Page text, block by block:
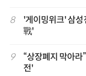
8
'게이밍위크' 삼
戰'
9
“상장폐지 막아
전'